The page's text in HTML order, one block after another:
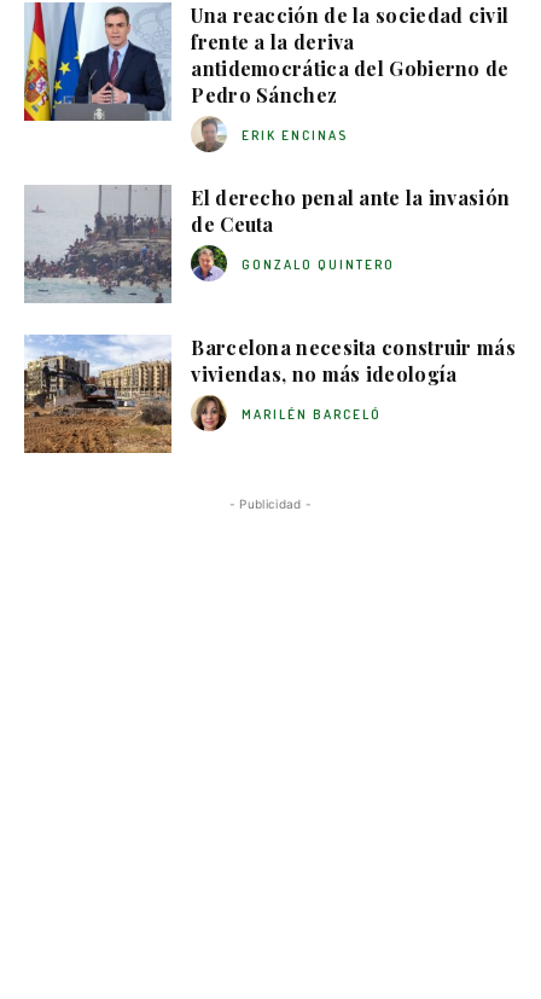
Una reacción de la sociedad civil
frente a la deriva
antidemocrática del Gobierno de
Pedro Sánchez
ERIK ENCINAS
El derecho penal ante la invasión
de Ceuta
GONZALO QUINTERO
Barcelona necesita construir más
viviendas, no más ideología
MARILÉN BARCELÓ
- Publicidad -